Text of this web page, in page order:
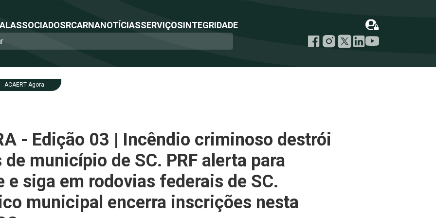
ASSOCIADOSRCARNANOTÍCIASSERVIÇOSINTEGRIDADE
ACAERT Agora
- Edição 03 | Incêndio criminoso destrói
município de SC. PRF alerta para
e siga em rodovias federais de SC.
municipal encerra inscrições nesta